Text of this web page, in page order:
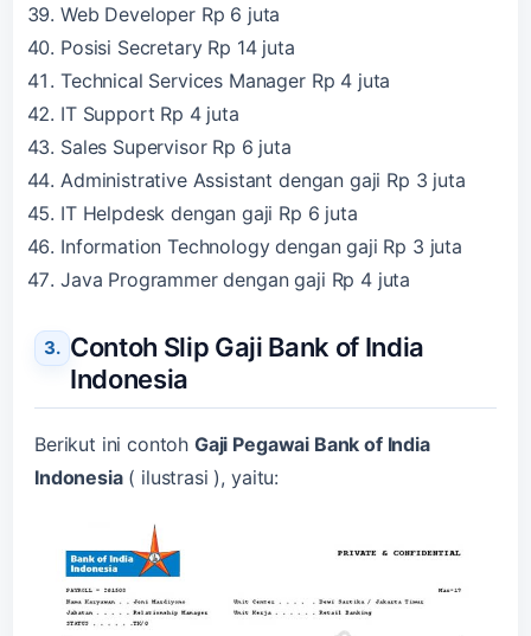
Web Developer Rp 6 juta
Posisi Secretary Rp 14 juta
Technical Services Manager Rp 4 juta
IT Support Rp 4 juta
Sales Supervisor Rp 6 juta
Administrative Assistant dengan gaji Rp 3 juta
IT Helpdesk dengan gaji Rp 6 juta
Information Technology dengan gaji Rp 3 juta
Java Programmer dengan gaji Rp 4 juta
Contoh Slip Gaji Bank of India
Indonesia
Berikut ini contoh Gaji Pegawai Bank of India
Indonesia( ilustrasi ), yaitu: